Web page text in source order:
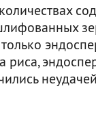
риса,